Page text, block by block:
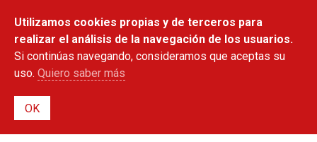
contenido
principal
Utilizamos cookies propias y de terceros para
realizar el análisis de la navegación de los usuarios.
Si continúas navegando, consideramos que aceptas su
uso. Quiero saber más